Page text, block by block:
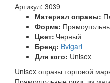
Артикул: 3039
Материал оправы:
Форма:
Цвет: Черный
Бренд: Bvlgari
Для кого: Unisex
Unisex оправы торговой
Прямоугольные очки, из